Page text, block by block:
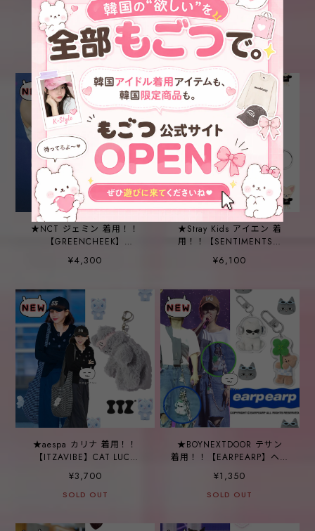
★NMIXX ジウ 着用！！
【earpearp】Lucky Bear
Koby Mini Plush Keyring
¥2,200
★NCT WISH サクヤ 着
用！！
【NICEGHOSTCLUB】
BUNNY BEAR DOLL KEY
CHAIN_MIX(NG2DFUAB67
A)
¥4,100
★NCT ジェミン 着用！！
【GREENCHEEK】
VINTAGE LIPBALM
KEYRING
¥4,300
★Stray Kids アイエン 着
用！！【SENTIMENTS】
NO.595 [SILVER] STAR KEY
HOLE KEY RING
¥6,100
★aespa カリナ 着用！！
【ITZAVIBE】CAT LUCK
CHARM - ENERGY
¥3,700
SOLD OUT
★BOYNEXTDOOR テサン
着用！！【EARPEARP】ヘッ
ドセット chichi(빅키링)&ビ
ッグ·クローバーcovy(빅키
링)
¥1,350
SOLD OUT